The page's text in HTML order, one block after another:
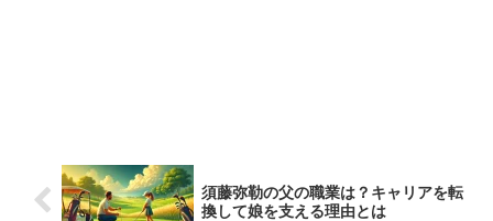
須藤弥勒の父の職業は？キャリアを転
換して娘を支える理由とは